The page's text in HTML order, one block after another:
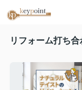
リフォーム打ち